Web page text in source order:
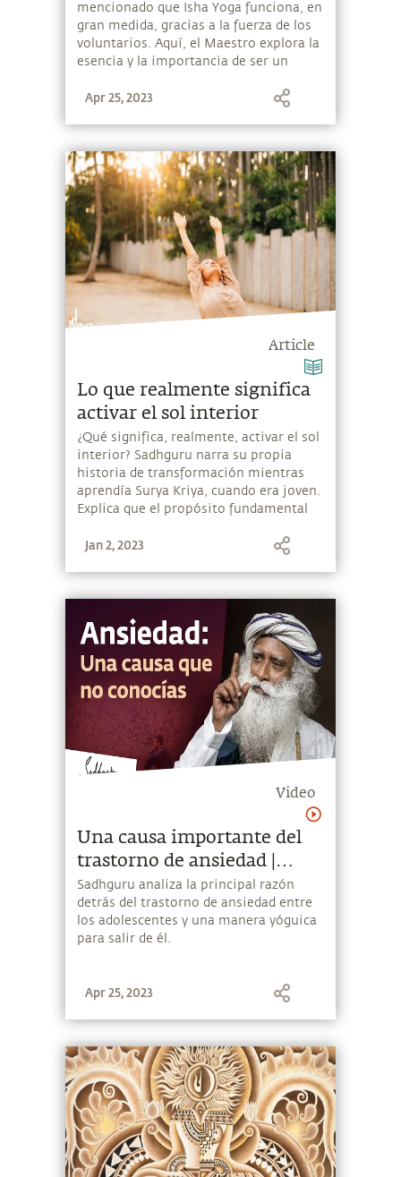
mencionado que Isha Yoga funciona, en
gran medida, gracias a la fuerza de los
voluntarios. Aquí, el Maestro explora la
esencia y la importancia de ser un
Apr 25, 2023
Article
Lo que realmente significa
activar el sol interior
¿Qué significa, realmente, activar el sol
interior? Sadhguru narra su propia
historia de transformación mientras
aprendía Surya Kriya, cuando era joven.
Explica que el propósito fundamental
con toda la existencia.
Jan 2, 2023
Video
Una causa importante del
trastorno de ansiedad |
Sadhguru Español
Sadhguru analiza la principal razón
detrás del trastorno de ansiedad entre
los adolescentes y una manera yóguica
para salir de él.
Apr 25, 2023